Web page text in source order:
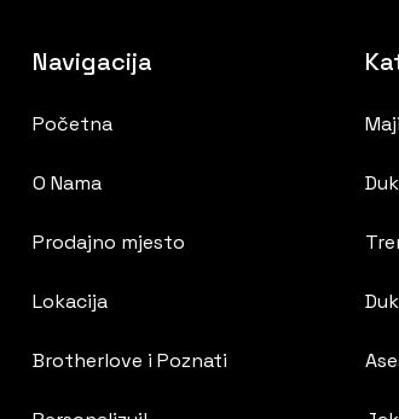
Navigacija
Početna
O Nama
Prodajno mjesto
Lokacija
Brotherlove i Poznati